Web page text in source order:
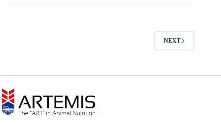
NEXT